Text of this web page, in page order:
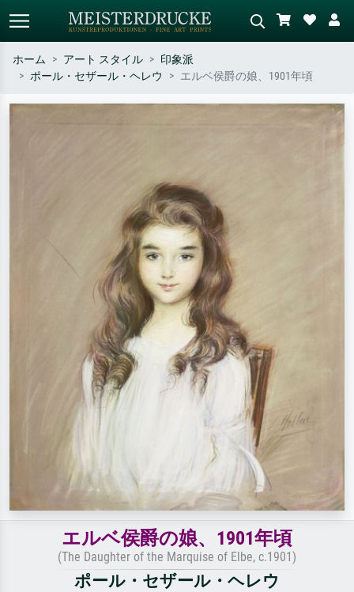
シーンを説明してください – 例：
ホーム アート スタイル
印象派
ポール・セザール・ヘレウ
エルベ侯爵の娘、1901年頃
エルベ侯爵の娘、1901年頃
(The Daughter of the Marquise of Elbe, c.1901)
ポール・セザール・ヘレウ